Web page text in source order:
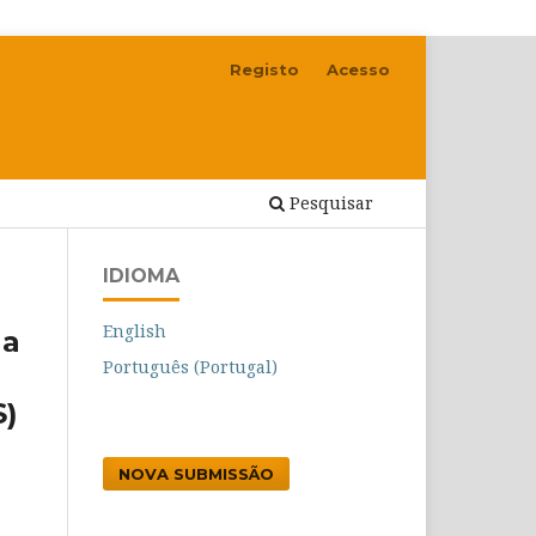
Pesquisar
Registo Acesso
IDIOMA
English
Português (Portugal)
NOVA SUBMISSÃO